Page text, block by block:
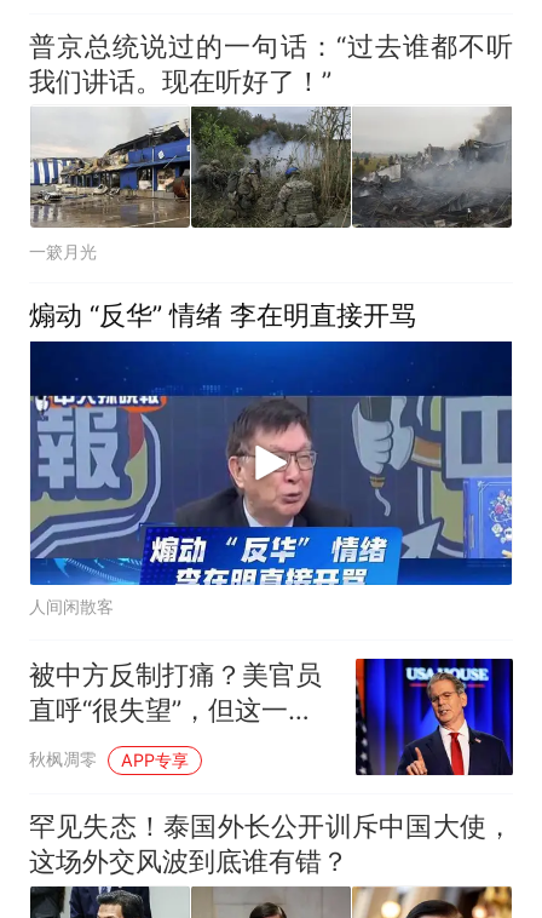
普京总统说过的一句话：“过去谁都不听
我们讲话。现在听好了！”
一簌月光
煽动 “反华” 情绪 李在明直接开骂
人间闲散客
被中方反制打痛？美官员
直呼“很失望”，但这一
次，中方不必客气
秋枫凋零 APP专享
罕见失态！泰国外长公开训斥中国大使，
这场外交风波到底谁有错？